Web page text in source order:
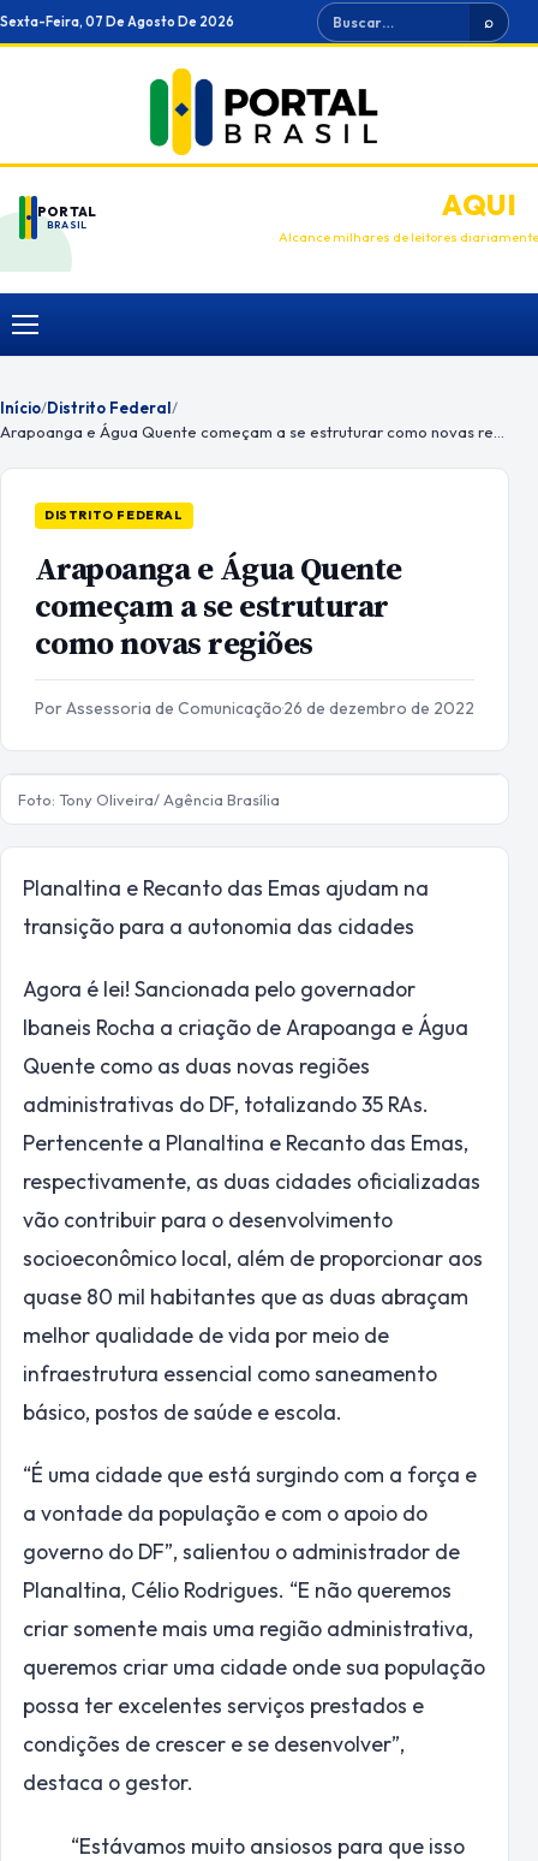
Ir
para
Sexta-Feira, 07 De Agosto De 2026 Buscar ⌕
PORTAL
BRASIL
ANUNCIEAQUI
Alcance milhares de leitores diariamente
Menu
Início/Distrito Federal/
DISTRITO FEDERAL
Arapoanga e Água Quente
começam a se estruturar
como novas regiões
Por Assessoria de Comunicação·26 de dezembro de 2022
Foto: Tony Oliveira/ Agência Brasília
Planaltina e Recanto das Emas ajudam na
transição para a autonomia das cidades
Agora é lei! Sancionada pelo governador
Ibaneis Rocha a criação de Arapoanga e Água
Quente como as duas novas regiões
administrativas do DF, totalizando 35 RAs.
Pertencente a Planaltina e Recanto das Emas,
respectivamente, as duas cidades oficializadas
vão contribuir para o desenvolvimento
socioeconômico local, além de proporcionar aos
quase 80 mil habitantes que as duas abraçam
melhor qualidade de vida por meio de
infraestrutura essencial como saneamento
básico, postos de saúde e escola.
“É uma cidade que está surgindo com a força e
a vontade da população e com o apoio do
governo do DF”, salientou o administrador de
Planaltina, Célio Rodrigues. “E não queremos
criar somente mais uma região administrativa,
queremos criar uma cidade onde sua população
possa ter excelentes serviços prestados e
condições de crescer e se desenvolver”,
destaca o gestor.
“Estávamos muito ansiosos para que isso